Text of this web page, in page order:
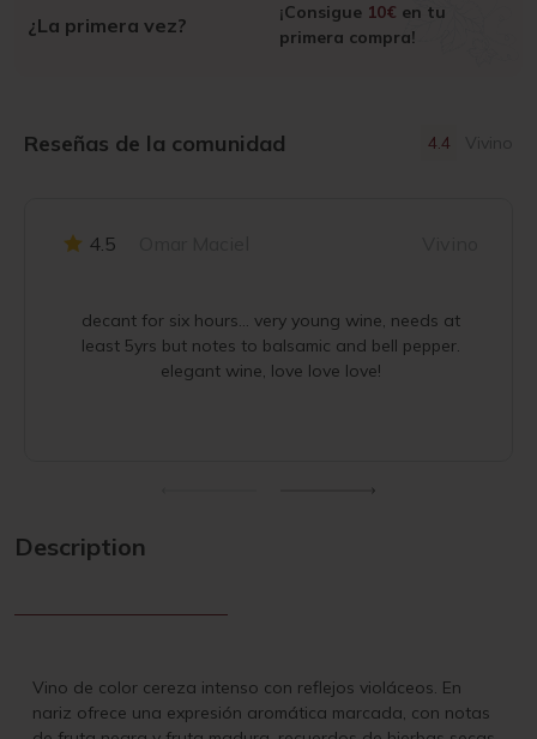
¿La primera vez?
¡Consigue 10€ en tu
primera compra!
Reseñas de la comunidad 4.4 Vivino
4.5
decant for six hours... very young wine, needs at
least 5yrs but notes to balsamic and bell pepper.
elegant wine, love love love!
Description
Vino de color cereza intenso con reflejos violáceos. En
nariz ofrece una expresión aromática marcada, con notas